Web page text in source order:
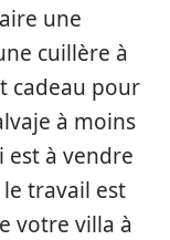
une
cuillère à
cadeau pour
à moins
est à vendre
le travail est
votre villa à